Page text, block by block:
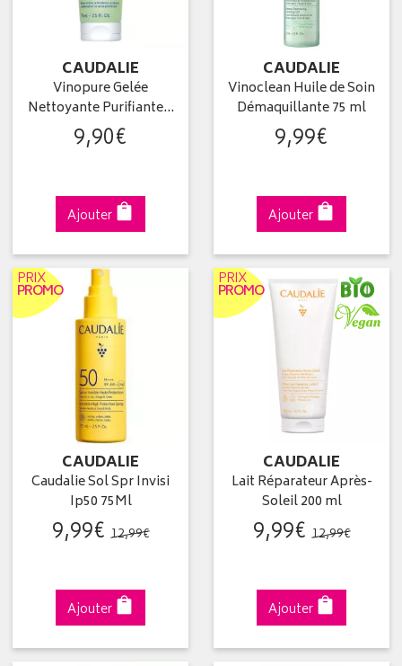
CAUDALIE
Vinopure Gelée
Nettoyante Purifiante…
9,90€
Ajouter
CAUDALIE
Vinoclean Huile de Soin
Démaquillante 75 ml
9,99€
Ajouter
PRIX
PROMO
CAUDALIE
Caudalie Sol Spr Invisi
Ip50 75Ml
9,99€ 12,99€
Ajouter
PRIX
PROMO
CAUDALIE
Lait Réparateur Après-
Soleil 200 ml
9,99€ 12,99€
Ajouter